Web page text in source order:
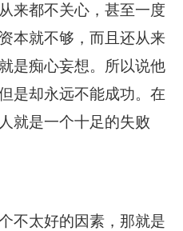
来都不关心，甚至一度
本就不够，而且还从来
是痴心妄想。所以说他
是却永远不能成功。在
就是一个十足的失败
太好的因素，那就是